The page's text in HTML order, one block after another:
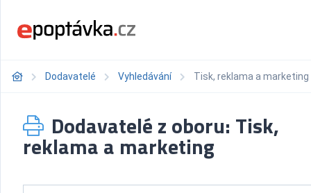
Dodavatelé Vyhledávání Tisk, reklama a marketing
Dodavatelé z oboru: Tisk,
reklama a marketing